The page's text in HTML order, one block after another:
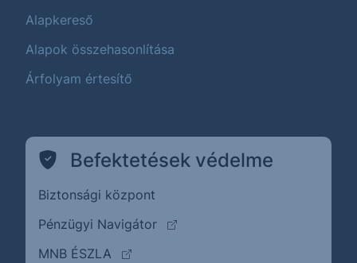
Alapkereső
Alapok összehasonlítása
Árfolyam értesítő
Befektetések védelme
Biztonsági központ
Pénzügyi Navigátor
(külső oldalra ugrik)
MNB ÉSZLA
(külső oldalra ugrik)